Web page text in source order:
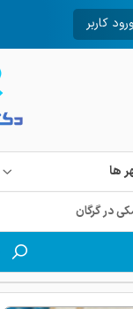
ورود کاربر
ها